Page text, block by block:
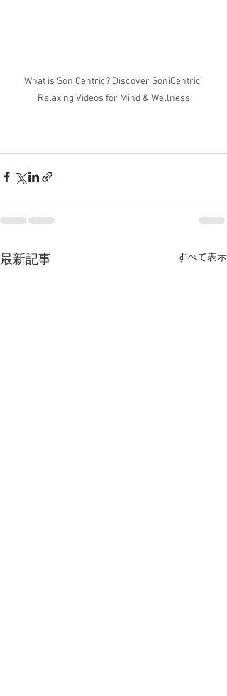
What is SoniCentric? Discover SoniCentric
Relaxing Videos for Mind & Wellness
最新記事 すべて表示